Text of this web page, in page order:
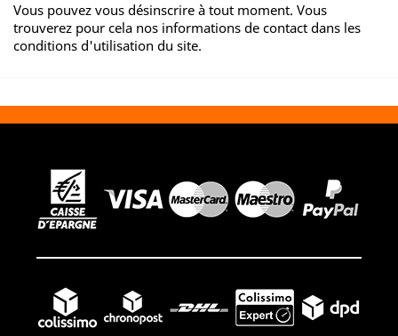
Vous pouvez vous désinscrire à tout moment. Vous
trouverez pour cela nos informations de contact dans les
conditions d'utilisation du site.